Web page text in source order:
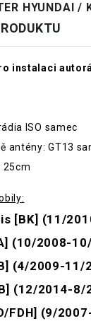
HYUNDAI /
instalaci
ISO samec
antény: GT13
25cm
[BK] (11/
(10/2008-
(4/2009-11/
(12/2014-8/
FDH] (9/